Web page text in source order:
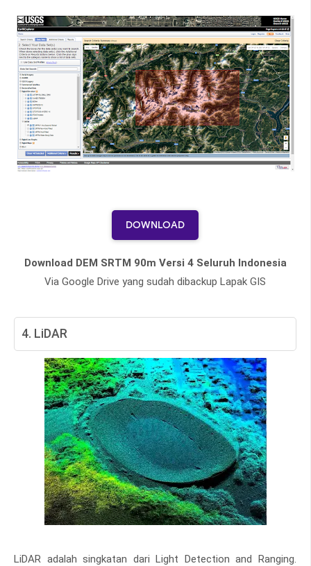
DOWNLOAD
Download DEM SRTM 90m Versi 4 Seluruh Indonesia
Via Google Drive yang sudah dibackup Lapak GIS
4. LiDAR
LiDAR adalah singkatan dari Light Detection and Ranging.